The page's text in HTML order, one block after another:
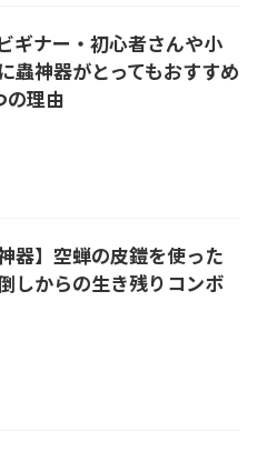
ギナー・初心者さんや小
蟲神器がとってもおすすめ
の理由
神器】空蝉の皮鎧を使った
しからの生き残りコンボ